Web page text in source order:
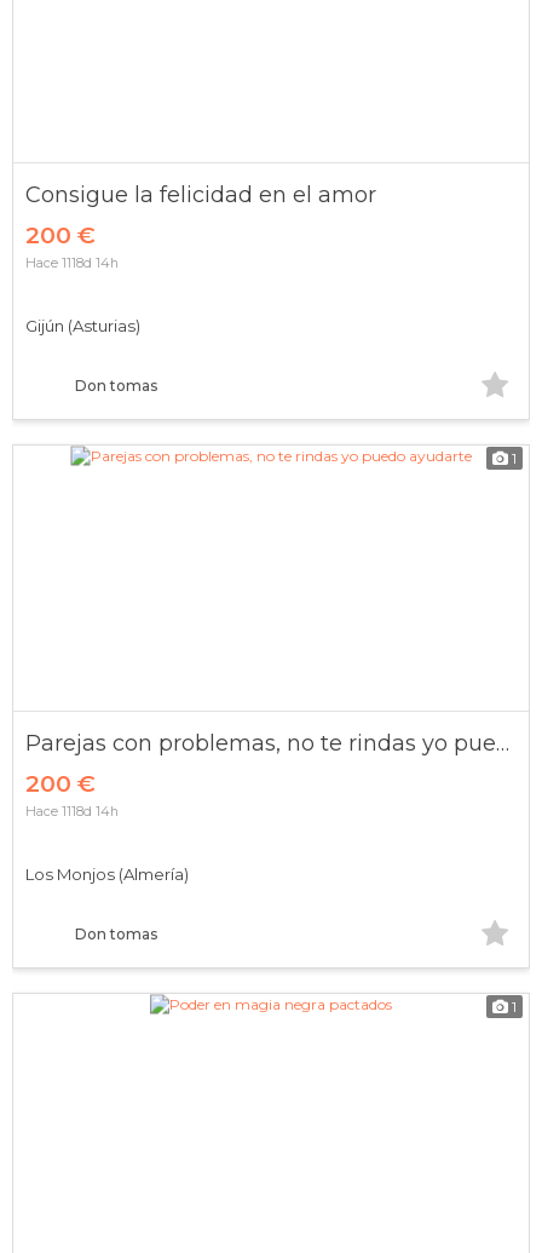
Consigue la felicidad en el amor
200 €
Don tomas
Gijún (Asturias)
Hace 1118d 14h
1
Parejas con problemas, no te rindas yo puedo ayudarte
200 €
Don tomas
Los Monjos (Almería)
Hace 1118d 14h
1